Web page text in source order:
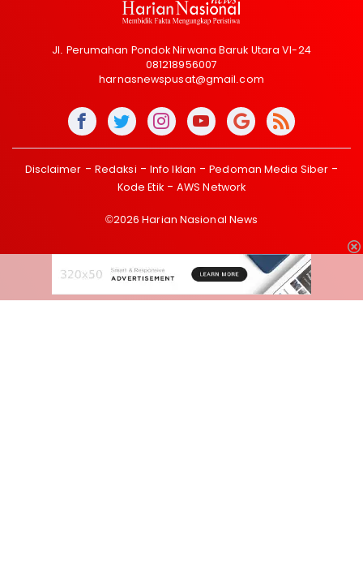
Jl. Perumahan Pondok Nirwana Baruk Utara VI-24
081218956007
harnasnewspusat@gmail.com
Disclaimer Redaksi Info Iklan
Pedoman Media Siber
Kode Etik
AWS Network
©2026 Harian Nasional News